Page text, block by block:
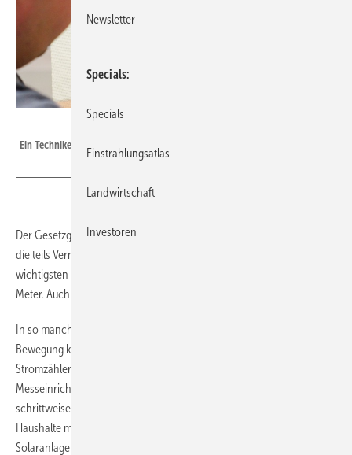
Ein Techniker installiert einen Smart Meter.
Der Gesetzgeber schreibt künftig nach und nach den Austausch und
die teils Vernetzung der Messgeräte vor. Lesen Sie vor dem Start die
wichtigsten Vor- und Nachteile rund um digitale Zähler und Smart
Meter. Auch Betreiber von kleinen Solaranlagen sind betroffen.
In so manchen Zählerschrank wird in den kommenden Monaten
Bewegung kommen: Bis 2032 sollen flächendeckend digitale
Stromzähler in Betrieb sein, im Fachjargon „moderne
Messeinrichtungen“ genannt. Deshalb schreibt der Gesetzgeber den
schrittweisen Austausch der analogen Zähler vor. Und für einige
Haushalte mit sehr hohem Stromverbrauch oder größerer
Solaranlage geht die Umstellung noch weiter: Sie erhalten zusätzlich
Newsletter
Specials
Specials
Einstrahlungsatlas
Landwirtschaft
Investoren